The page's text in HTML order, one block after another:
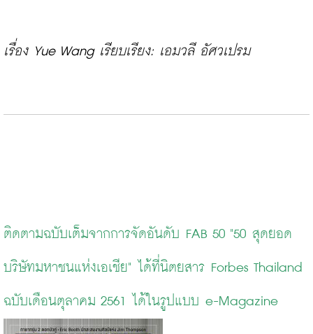
เรื่อง Yue Wang เรียบเรียง: เอมวลี อัศวเปรม
ติดตามฉบับเต็มจากการจัดอันดับ FAB 50 "50 สุดยอด
บริษัทมหาชนแห่งเอเชีย" ได้ที่นิตยสาร Forbes Thailand
ฉบับเดือนตุลาคม 2561 ได้ในรูปแบบ e-Magazine